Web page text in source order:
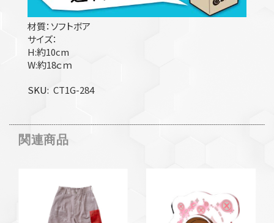
材質：ソフトボア
サイズ：
H:約10cm
W:約18ｃｍ
SKU CT1G-284
関連商品